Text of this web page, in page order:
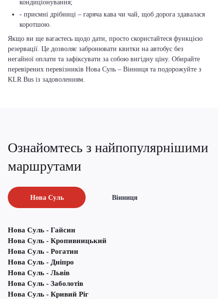
кондиціонування;
- приємні дрібниці – гаряча кава чи чай, щоб дорога здавалася
коротшою.
Якщо ви ще вагаєтесь щодо дати, просто скористайтеся функцією
резервації. Це дозволяє забронювати квитки на автобус без
негайної оплати та зафіксувати за собою вигідну ціну. Обирайте
перевірених перевізників Нова Суль – Вінниця та подорожуйте з
KLR Bus із задоволенням.
Ознайомтесь з найпопулярнішими
маршрутами
Нова Суль Вінниця
Нова Суль - Гайсин
Нова Суль - Кропивницький
Нова Суль - Рогатин
Нова Суль - Дніпро
Нова Суль - Львів
Нова Суль - Заболотів
Нова Суль - Кривий Ріг